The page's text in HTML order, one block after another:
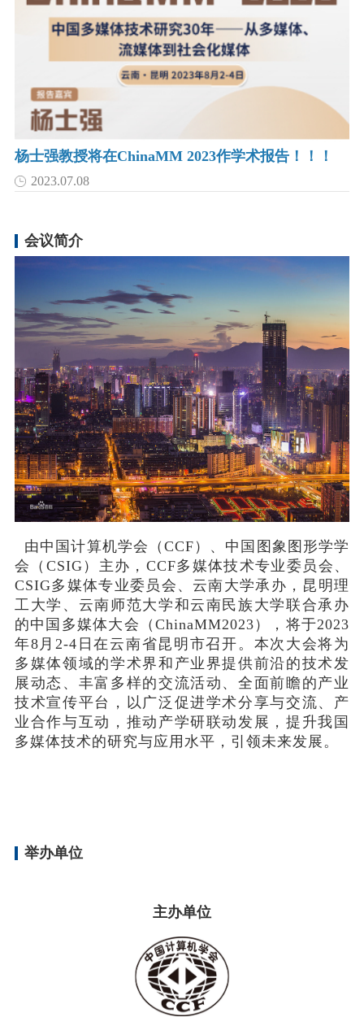
杨士强教授将在ChinaMM 2023作学术报告！！！
2023.07.08
会议简介
由中国计算机学会（CCF）、中国图象图形学学
会（CSIG）主办，CCF多媒体技术专业委员会、
CSIG多媒体专业委员会、 云南大学承办，昆明理
工大学、云南师范大学和云南民族大学联合承办
的中国多媒体大会（ChinaMM2023），将于2023
年8月2-4日在云南省昆明市召开。本次大会将为
多媒体领域的学术界和产业界提供前沿的技术发
展动态、丰富多样的交流活动、全面前瞻的产业
技术宣传平台，以广泛促进学术分享与交流、产
业合作与互动，推动产学研联动发展，提升我国
多媒体技术的研究与应用水平，引领未来发展。
举办单位
主办单位